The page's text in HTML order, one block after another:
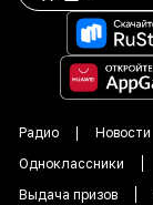
Радио Новости
Одноклассники
Выдача призов